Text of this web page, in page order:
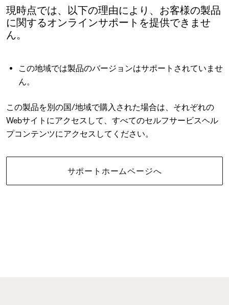
現時点では、以下の理由により、お客様の製品
に関するオンラインサポートを提供できませ
ん。
この地域では製品のバージョンはサポートされていませ
ん。
この製品を別の国/地域で購入された場合は、それぞれの
Webサイトにアクセスして、すべてのセルフサービスヘル
プコンテンツにアクセスしてください。
サポートホームページへ